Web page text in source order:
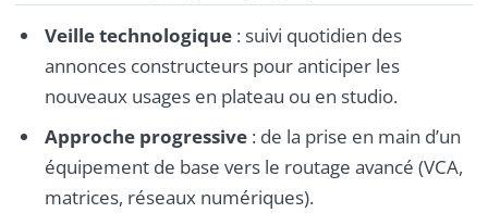
Veille technologique: suivi quotidien des
annonces constructeurs pour anticiper les
nouveaux usages en plateau ou en studio.
Approche progressive: de la prise en main d’un
équipement de base vers le routage avancé (VCA,
matrices, réseaux numériques).